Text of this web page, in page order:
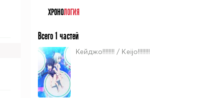
ХРОНОЛОГИЯ
Всего 1 частей
Кейджо!!!!!!!! / Keijo!!!!!!!!